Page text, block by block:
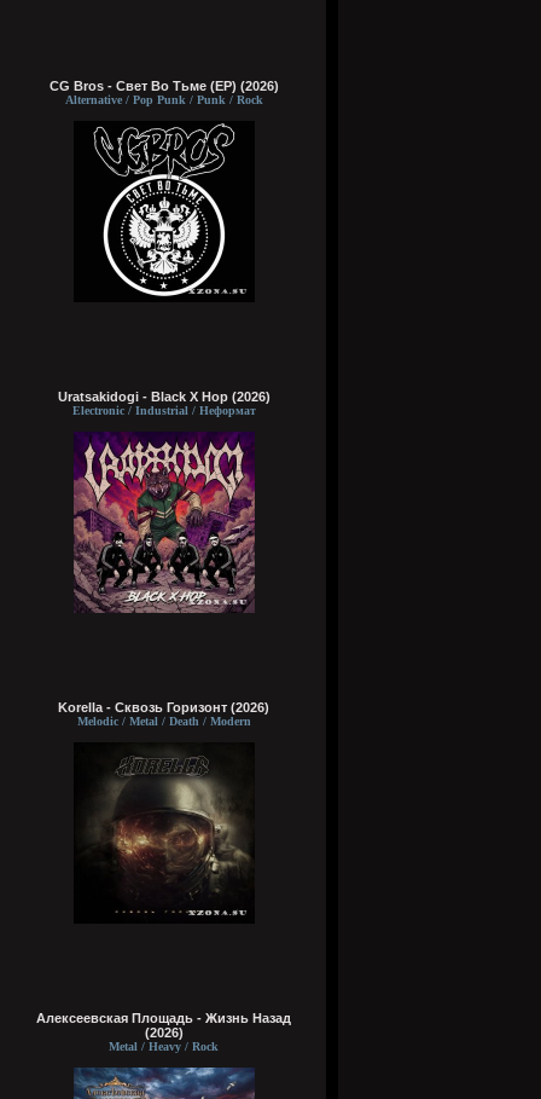
CG Bros - Свет Во Тьме (EP) (2026)
Alternative / Pop Punk / Punk / Rock
Uratsakidogi - Black X Hop (2026)
Electronic / Industrial / Неформат
Korella - Сквозь Горизонт (2026)
Melodic / Metal / Death / Modern
Алексеевская Площадь - Жизнь Назад
(2026)
Metal / Heavy / Rock